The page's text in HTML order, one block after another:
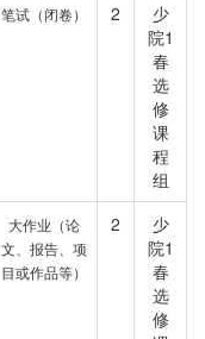
笔试（闭卷） 2
少
院1
春
选
修
课
程
组
大作业（论
文、报告、项
目或作品等）
2
少
院1
春
选
修